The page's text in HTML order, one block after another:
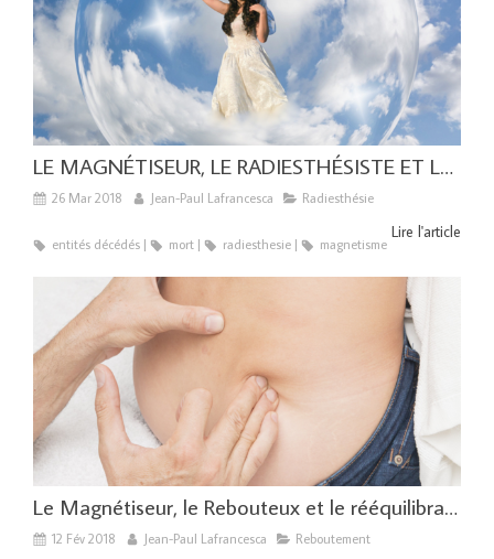
LE MAGNÉTISEUR, LE RADIESTHÉSISTE ET LES ENTITÉS DÉCÉDÉES
26 Mar 2018 Jean-Paul Lafrancesca Radiesthésie
Lire l'article
entités décédés mort radiesthesie magnetisme
Le Magnétiseur, le Rebouteux et le rééquilibrage du bassin
12 Fév 2018 Jean-Paul Lafrancesca Reboutement